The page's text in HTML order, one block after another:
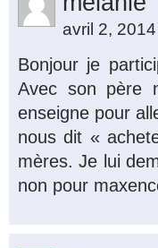
avril 2,
Bonjour je
Avec son père
enseigne pour
nous dit «
mères. Je lui
non pour